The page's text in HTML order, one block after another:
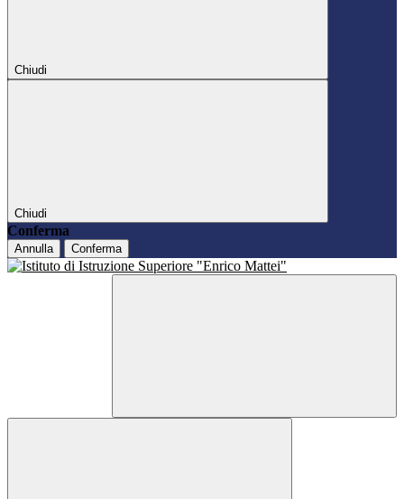
Chiudi
Chiudi
Conferma
Annulla Conferma